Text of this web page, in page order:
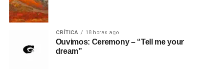
CRÍTICA 18 horas ago
Ouvimos: Ceremony – “Tell me your
dream”